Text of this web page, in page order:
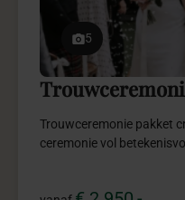
5
Trouwceremonie pakket
ceremonie vol